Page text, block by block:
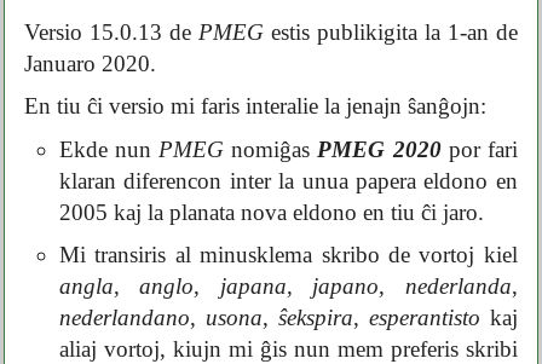
Versio 15.0.13 de PMEG estis publikigita la 1-an de
Januaro 2020.
En tiu ĉi versio mi faris interalie la jenajn ŝanĝojn:
Ekde nun PMEG nomiĝas PMEG 2020por fari
klaran diferencon inter la unua papera eldono en
2005 kaj la planata nova eldono en tiu ĉi jaro.
Mi transiris al minusklema skribo de vortoj kiel
angla,anglo, japana, japano, nederlanda,
nederlandano, usona, ŝekspira, esperantisto kaj
aliaj vortoj, kiujn mi ĝis nun mem preferis skribi